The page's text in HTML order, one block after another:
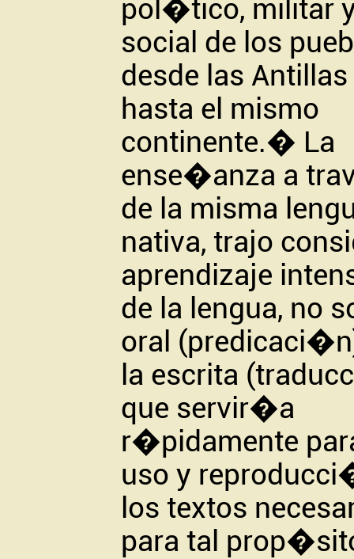
pol�tico, militar
social de los
desde las Antillas
hasta el mismo
continente.� La
ense�anza a
de la misma
nativa, trajo
aprendizaje
de la lengua, no
oral
la escrita
que servir�a
r�pidamente
uso y
los textos
para tal